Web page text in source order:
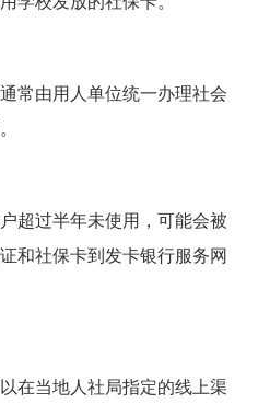
常由用人单位统一办理社会
超过半年未使用，可能会被
和社保卡到发卡银行服务网
在当地人社局指定的线上渠